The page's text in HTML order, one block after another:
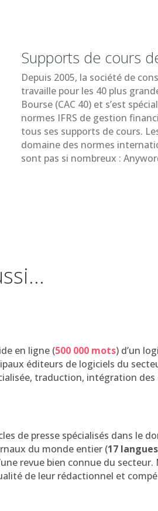
Supports de cours
Depuis 2005, la société de
travaille pour les 40 plus
Bourse (CAC 40) et s’est
normes IFRS de gestion
tous ses supports de cours.
domaine des normes
sont pas si nombreux :
en ligne (500 000 mots) d’un
éditeurs de logiciels du
traduction, intégration
de presse spécialisés dans le
du monde entier (17
revue bien connue du
de leur rédactionnel et